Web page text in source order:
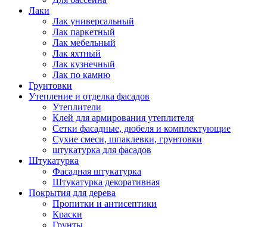
Лаки
Лак универсальный
Лак паркетный
Лак мебельный
Лак яхтный
Лак кузнечный
Лак по камню
Грунтовки
Утепление и отделка фасадов
Утеплители
Клей для армирования утеплителя
Сетки фасадные, дюбеля и комплектующие
Сухие смеси, шпаклевки, грунтовки
штукатурка для фасадов
Штукатурка
Фасадная штукатурка
Штукатурка декоративная
Покрытия для дерева
Пропитки и антисептики
Краски
Грунты